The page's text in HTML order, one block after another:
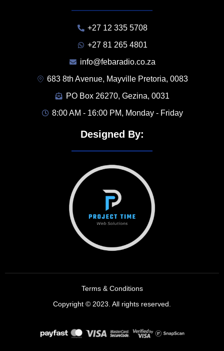
+27 12 335 5708
+27 81 265 4801
info@febaradio.co.za
683 8th Avenue, Mayville Pretoria, 0083
PO Box 26270, Gezina, 0031
8:00 AM - 16:00 PM, Monday - Friday
Designed By:
Terms & Conditions
Copyright © 2023. All rights reserved.